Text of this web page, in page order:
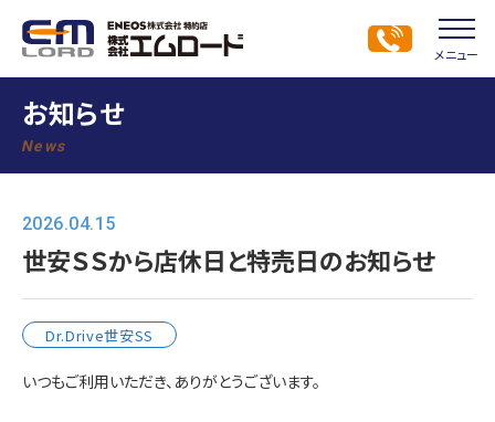
メニュー
お知らせ
News
2026.04.15
世安ＳＳから店休日と特売日のお知らせ
Dr.Drive世安SS
いつもご利用いただき、ありがとうございます。